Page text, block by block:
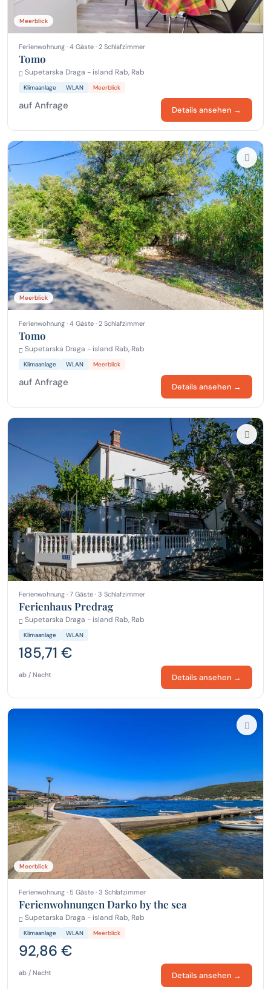
Meerblick
Ferienwohnung · 4 Gäste · 2 Schlafzimmer
Tomo
Supetarska Draga - island Rab, Rab
Klimaanlage WLAN Meerblick
auf Anfrage Details ansehen →
Meerblick
Ferienwohnung · 4 Gäste · 2 Schlafzimmer
Tomo
Supetarska Draga - island Rab, Rab
Klimaanlage WLAN Meerblick
auf Anfrage Details ansehen →
Ferienwohnung · 7 Gäste · 3 Schlafzimmer
Ferienhaus Predrag
Supetarska Draga - island Rab, Rab
Klimaanlage WLAN
185,71 €
ab / Nacht Details ansehen →
Meerblick
Ferienwohnung · 5 Gäste · 3 Schlafzimmer
Ferienwohnungen Darko by the sea
Supetarska Draga - island Rab, Rab
Klimaanlage WLAN Meerblick
92,86 €
ab / Nacht Details ansehen →